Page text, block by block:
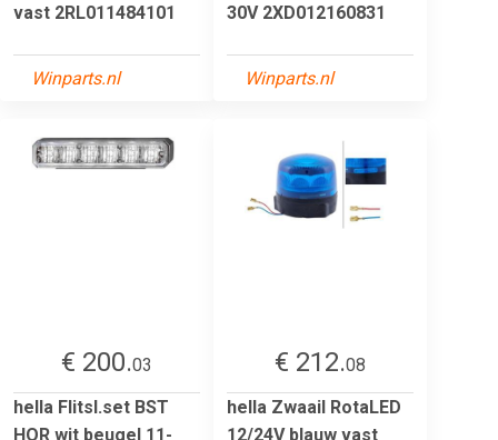
vast 2RL011484101
Winparts.nl
30V 2XD012160831
Winparts.nl
€ 200.03
hella Flitsl.set BST
HOR wit beugel 11-
€ 212.08
hella Zwaail RotaLED
12/24V blauw vast